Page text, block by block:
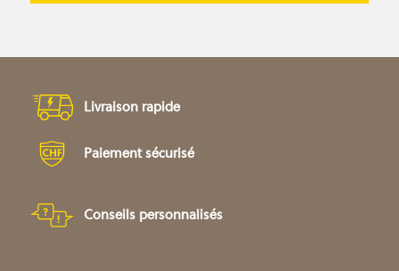
Livraison rapide
Paiement sécurisé
Conseils personnalisés